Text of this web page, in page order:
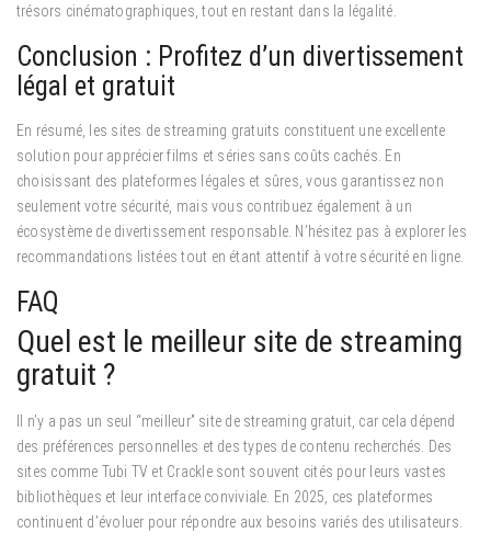
trésors cinématographiques, tout en restant dans la légalité.
Conclusion : Profitez d’un divertissement
légal et gratuit
En résumé, les sites de streaming gratuits constituent une excellente
solution pour apprécier films et séries sans coûts cachés. En
choisissant des plateformes légales et sûres, vous garantissez non
seulement votre sécurité, mais vous contribuez également à un
écosystème de divertissement responsable. N’hésitez pas à explorer les
recommandations listées tout en étant attentif à votre sécurité en ligne.
FAQ
Quel est le meilleur site de streaming
gratuit ?
Il n’y a pas un seul “meilleur” site de streaming gratuit, car cela dépend
des préférences personnelles et des types de contenu recherchés. Des
sites comme Tubi TV et Crackle sont souvent cités pour leurs vastes
bibliothèques et leur interface conviviale. En 2025, ces plateformes
continuent d’évoluer pour répondre aux besoins variés des utilisateurs.